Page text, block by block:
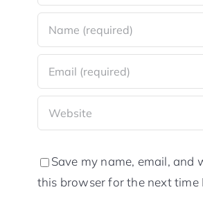
Save my name, email, and
this browser for the next time